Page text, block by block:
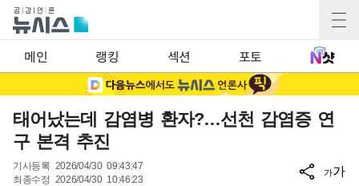
메인 랭킹 섹션 포토
태어났는데 감염병 환자?…선천 감염증 연
구 본격 추진
기사등록 2026/04/30 09:43:47
최종수정 2026/04/30 10:46:23
가가